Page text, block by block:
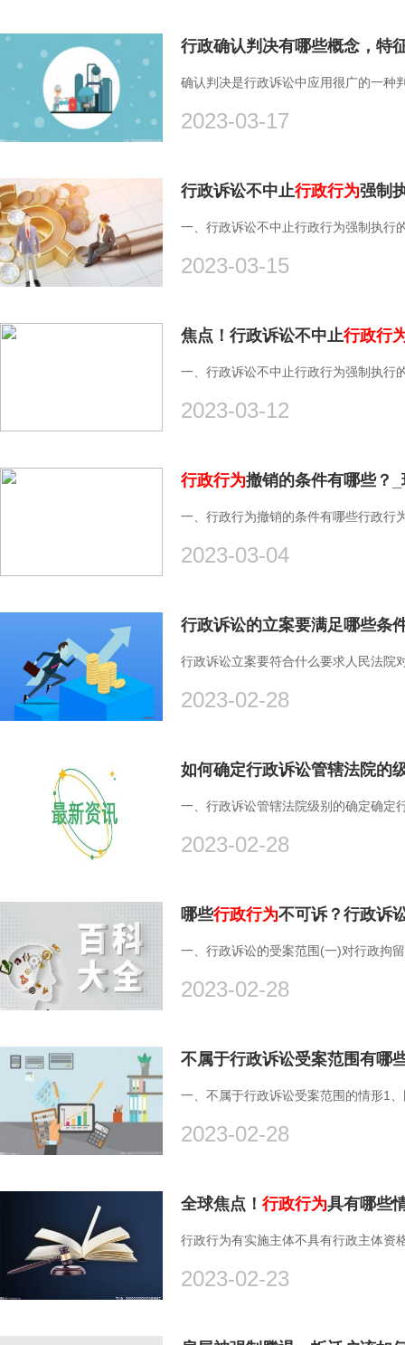
行政确认判决有哪些概念，特
确认判决是行政诉讼中应用很广的一种
2023-03-17
行政诉讼不中止行政行为强制
一、行政诉讼不中止行政行为强制执行
2023-03-15
焦点！行政诉讼不中止行政行
一、行政诉讼不中止行政行为强制执行
2023-03-12
行政行为撤销的条件有哪些？
一、行政行为撤销的条件有哪些行政行
2023-03-04
行政诉讼的立案要满足哪些条
行政诉讼立案要符合什么要求人民法院
2023-02-28
如何确定行政诉讼管辖法院的
一、行政诉讼管辖法院级别的确定确定
2023-02-28
哪些行政行为不可诉？行政诉
一、行政诉讼的受案范围(一)对行政拘
2023-02-28
不属于行政诉讼受案范围有哪
一、不属于行政诉讼受案范围的情形1
2023-02-28
全球焦点！ 行政行为具有哪些
行政行为有实施主体不具有行政主体资
2023-02-23